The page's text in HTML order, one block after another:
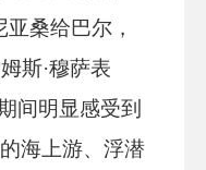
桑给巴尔，
斯·穆萨表
间明显感受到
海上游、浮潜